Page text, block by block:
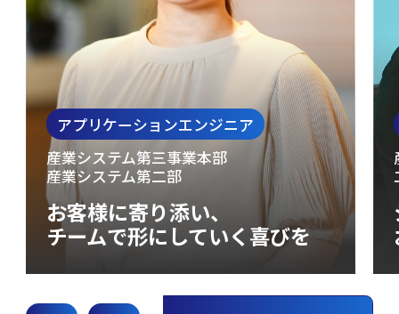
アプリケーションエンジニア
産業システム第三事業本部
産業システム第二部
お客様に寄り添い、
チームで形にしていく喜びを